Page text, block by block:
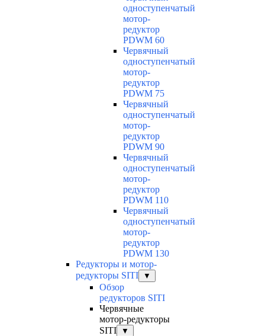
одноступенчатый
мотор-
редуктор
PDWM 60
Червячный
одноступенчатый
мотор-
редуктор
PDWM 75
Червячный
одноступенчатый
мотор-
редуктор
PDWM 90
Червячный
одноступенчатый
мотор-
редуктор
PDWM 110
Червячный
одноступенчатый
мотор-
редуктор
PDWM 130
Редукторы и мотор-
редукторы SITI
▼
Обзор
редукторов SITI
Червячные
мотор-редукторы
SITI
▼